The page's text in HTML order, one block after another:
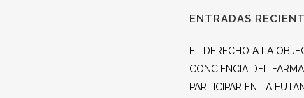
ENTRADAS
EL DERECHO A LA
CONCIENCIA DEL
PARTICIPAR EN LA